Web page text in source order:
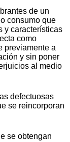
de un
consumo que
y características
como
previamente a
y sin poner
al medio
defectuosas
se reincorporan
se obtengan